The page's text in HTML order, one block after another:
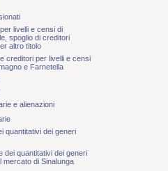
livelli e censi di
spoglio di creditori
altro titolo
creditori per livelli e censi
e Farnetella
e alienazioni
quantitativi dei generi
dei quantitativi dei generi
mercato di Sinalunga